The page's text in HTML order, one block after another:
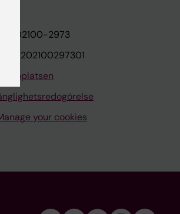
202100-2973
SE202100297301
your cookies